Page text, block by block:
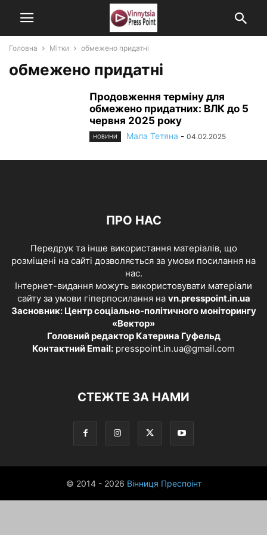
Головна Мітки обмежено придатні
обмежено придатні
Продовження терміну для
обмежено придатних: ВЛК до 5
червня 2025 року
НОВИНИ Мала Тетяна - 04.02.2025
ПРО НАС
Передрук та інше використання матеріалів, що
розміщені на сайті дозволяється за умови посилання на
нас.
Інтернет-видання можуть використовувати матеріали
сайту за умови гіперпосилання на vn.presspoint.in.ua
Засновник: Центр соціально-політичного моніторингу
«Вектор»
Головний редактор Катерина Гуфельд
Контактний Email: presspoint.in.ua@gmail.com
СТЕЖТЕ ЗА НАМИ
© 2014 - 2026 Вінниця Преспоінт